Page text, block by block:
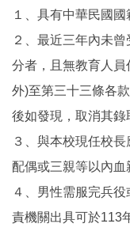
１、具有中華民國國
２、最近三年內未
分者，且無教育人
外)至第三十三條各
後如發現，取消其錄
３、與本校現任校
配偶或三親等以內血
４、男性需服完兵
責機關出具可於113